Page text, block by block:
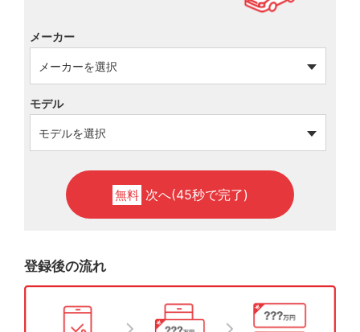
メーカー
モデル
無料 次へ(45秒で完了)
登録後の流れ